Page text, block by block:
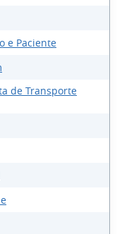
e Paciente
de Transporte